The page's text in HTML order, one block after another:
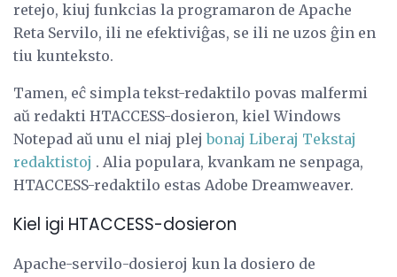
retejo, kiuj funkcias la programaron de Apache
Reta Servilo, ili ne efektiviĝas, se ili ne uzos ĝin en
tiu kunteksto.
Tamen, eĉ simpla tekst-redaktilo povas malfermi
aŭ redakti HTACCESS-dosieron, kiel Windows
Notepad aŭ unu el niaj plejbonaj Liberaj Tekstaj
redaktistoj . Alia populara, kvankam ne senpaga,
HTACCESS-redaktilo estas Adobe Dreamweaver.
Kiel igi HTACCESS-dosieron
Apache-servilo-dosieroj kun la dosiero de